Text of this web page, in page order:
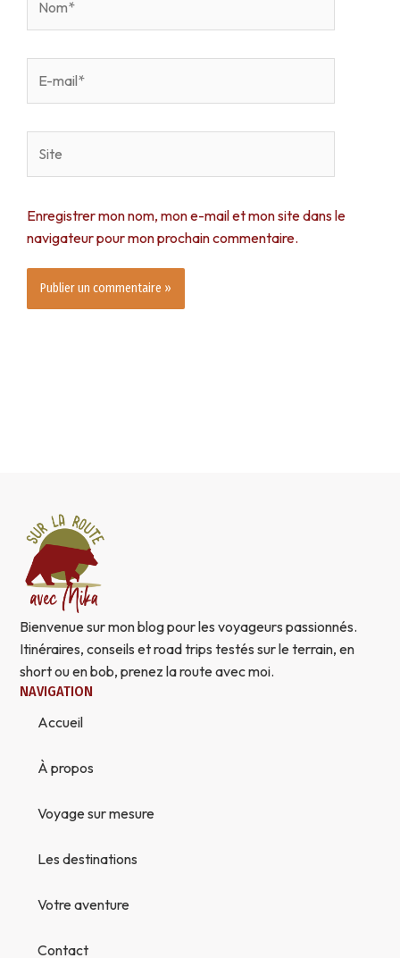
mail*
Enregistrer mon nom, mon e-mail et mon site dans le
navigateur pour mon prochain commentaire.
Bienvenue sur mon blog pour les voyageurs passionnés.
Itinéraires, conseils et road trips testés sur le terrain, en
short ou en bob, prenez la route avec moi.
NAVIGATION
Accueil
À propos
Voyage sur mesure
Les destinations
Votre aventure
Contact